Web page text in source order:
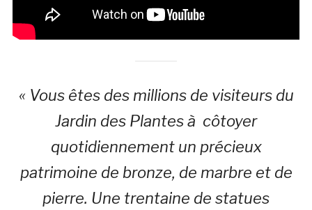
« Vous êtes des millions de visiteurs du
Jardin des Plantes à côtoyer
quotidiennement un précieux
patrimoine de bronze, de marbre et de
pierre. Une trentaine de statues